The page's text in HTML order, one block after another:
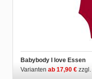
Babybody I love Essen
Varianten ab 17,90 € zzgl.